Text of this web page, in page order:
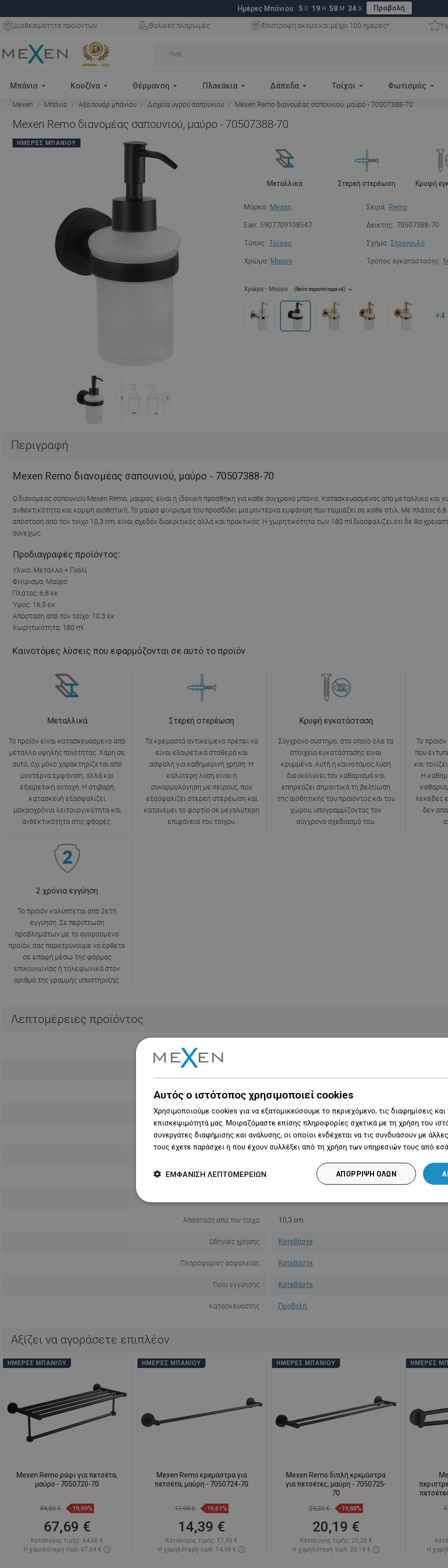
Ημέρες Μπάνιου: 5 D 19 H 58 M 33 S Προβολή
Διαθεσιμότητα προϊόντων Βολικές πληρωμές Επιστροφή ακόμα και μέχρι 100 ημέρες*
Μπάνιο Κουζίνα Θέρμανση Πλακάκια Δάπεδα Τοίχοι Φωτισμός
Mexen Μπάνιο Αξεσουάρ μπάνιου Δοχεία υγρού σαπουνιού Mexen Remo διανομέας σαπουνιού, μαύρο - 70507388-70
Mexen Remo διανομέας σαπουνιού, μαύρο - 70507388-70
ΗΜΈΡΕΣ ΜΠΆΝΙΟΥ
Μεταλλικά Στερεή στερέωση Κρυφή
Μάρκα: Mexen Σειρά: Remo
Ean: 5907709108547 Δείκτης: 70507388-70
Τύπος: Τοίχου Σχήμα: Στρογγυλό
Χρώμα: Μαύρο Τρόπος εγκατάστασης:
Χρώμα - Μαύρο - (δείτε περισσότερα+4)
+4
Περιγραφή
Mexen Remo διανομέας σαπουνιού, μαύρο - 70507388-70
Ο διανομέας σαπουνιού Mexen Remo, μαύρος, είναι η ιδανική προσθήκη για κάθε σύγχρονο μπάνιο. Κατασκευασμένος από μεταλλικό και
ανθεκτικότητα και κομψή αισθητική. Το μαύρο φινίρισμα του προσδίδει μια μοντέρνα εμφάνιση που ταιριάζει σε κάθε στιλ. Με πλάτος
απόσταση από τον τοίχο 10,3 cm, είναι σχεδόν διακριτικός αλλά και πρακτικός. Η χωρητικότητα των 180 ml διασφαλίζει ότι δε θα
συνεχώς.
Προδιαγραφές προϊόντος:
Υλικό: Μέταλλο + Γυαλί
Φινίρισμα: Μαύρο
Πλάτος: 6,8 εκ
Ύψος: 16,5 εκ
Απόσταση από τον τοίχο: 10,3 εκ
Χωρητικότητα: 180 ml
Καινοτόμες λύσεις που εφαρμόζονται σε αυτό το προϊόν
Μεταλλικά
Το προϊόν είναι κατασκευασμένο από
μέταλλο υψηλής ποιότητας. Χάρη σε
αυτό, όχι μόνο χαρακτηρίζεται από
μοντέρνα εμφάνιση, αλλά και
εξαιρετική αντοχή. Η στιβαρή
κατασκευή εξασφαλίζει
μακροχρόνια λειτουργικότητα και
ανθεκτικότητα στις φθορές.
Στερεή στερέωση
Τα κρεμαστά αντικείμενα πρέπει να
είναι εξαιρετικά σταθερά και
ασφαλή για καθημερινή χρήση. Η
καλύτερη λύση είναι η
συναρμολόγηση με πείρους, που
εξασφαλίζει στερεή στερέωση και
κατανέμει το φορτίο σε μεγαλύτερη
επιφάνεια του τοίχου.
Κρυφή εγκατάσταση
Σύγχρονο σύστημα, στο οποίο όλα τα
στοιχεία εγκατάστασης είναι
κρυμμένα. Αυτή η καινοτόμος λύση
διευκολύνει τον καθαρισμό και
επηρεάζει σημαντικά τη βελτίωση
της αισθητικής του προϊόντος και του
χώρου, υπογραμμίζοντας τον
σύγχρονο σχεδιασμό του.
Το προϊόν
που
και
Η
λεκέδες
δεν
2 χρόνια εγγύηση
Το προϊόν καλύπτεται από 2ετή
εγγύηση. Σε περίπτωση
προβλημάτων με το αγορασμένο
προϊόν, σας παροτρύνουμε να έρθετε
σε επαφή μέσω της φόρμας
επικοινωνίας ή τηλεφωνικά στον
αριθμό της γραμμής υποστήριξης.
Λεπτομέρειες προϊόντος
Τύπος Τοίχου
Χρώμα Μαύρο
Σχήμα
Απόσταση από τον τοίχο 10,3 cm
Οδηγίες χρήσης Κατεβάστε
Πληροφορίες ασφαλείας Κατεβάστε
Όροι εγγύησης Κατεβάστε
Κατασκευαστής Προβολή
Αξίζει να αγοράσετε επιπλέον
ΗΜΈΡΕΣ ΜΠΆΝΙΟΥ
Mexen Remo ράφι για πετσέτα,
μαύρο - 7050720-70
84,60 € -19,99%
67,69 €
Κατάλογος τιμής: 84,60 €
Η χαμηλότερη τιμή: 67,69 €
ΗΜΈΡΕΣ ΜΠΆΝΙΟΥ
Mexen Remo κρεμάστρα για
πετσέτα, μαύρη - 7050724-70
17,90 € -19,61%
14,39 €
Κατάλογος τιμής: 17,90 €
Η χαμηλότερη τιμή: 14,39 €
ΗΜΈΡΕΣ ΜΠΆΝΙΟΥ
Mexen Remo διπλή κρεμάστρα
για πετσέτες, μαύρη - 7050725-
70
25,20 € -19,88%
20,19 €
Κατάλογος τιμής: 25,20 €
Η χαμηλότερη τιμή: 20,19 €
ΗΜΈΡΕΣ
Η
Αυτός ο ιστότοπος χρησιμοποιεί cookies
Χρησιμοποιούμε cookies για να εξατομικεύσουμε το περιεχόμενο, τις διαφημίσεις
επισκεψιμότητά μας. Μοιραζόμαστε επίσης πληροφορίες σχετικά με τη χρήση του
συνεργάτες διαφήμισης και ανάλυσης, οι οποίοι ενδέχεται να τις συνδυάσουν με
τους έχετε παράσχει ή που έχουν συλλέξει από τη χρήση των υπηρεσιών τους από
ΑΠΌΡΡΙΨΗ ΌΛΩΝ
ΕΜΦΆΝΙΣΗ ΛΕΠΤΟΜΕΡΕΙΏΝ